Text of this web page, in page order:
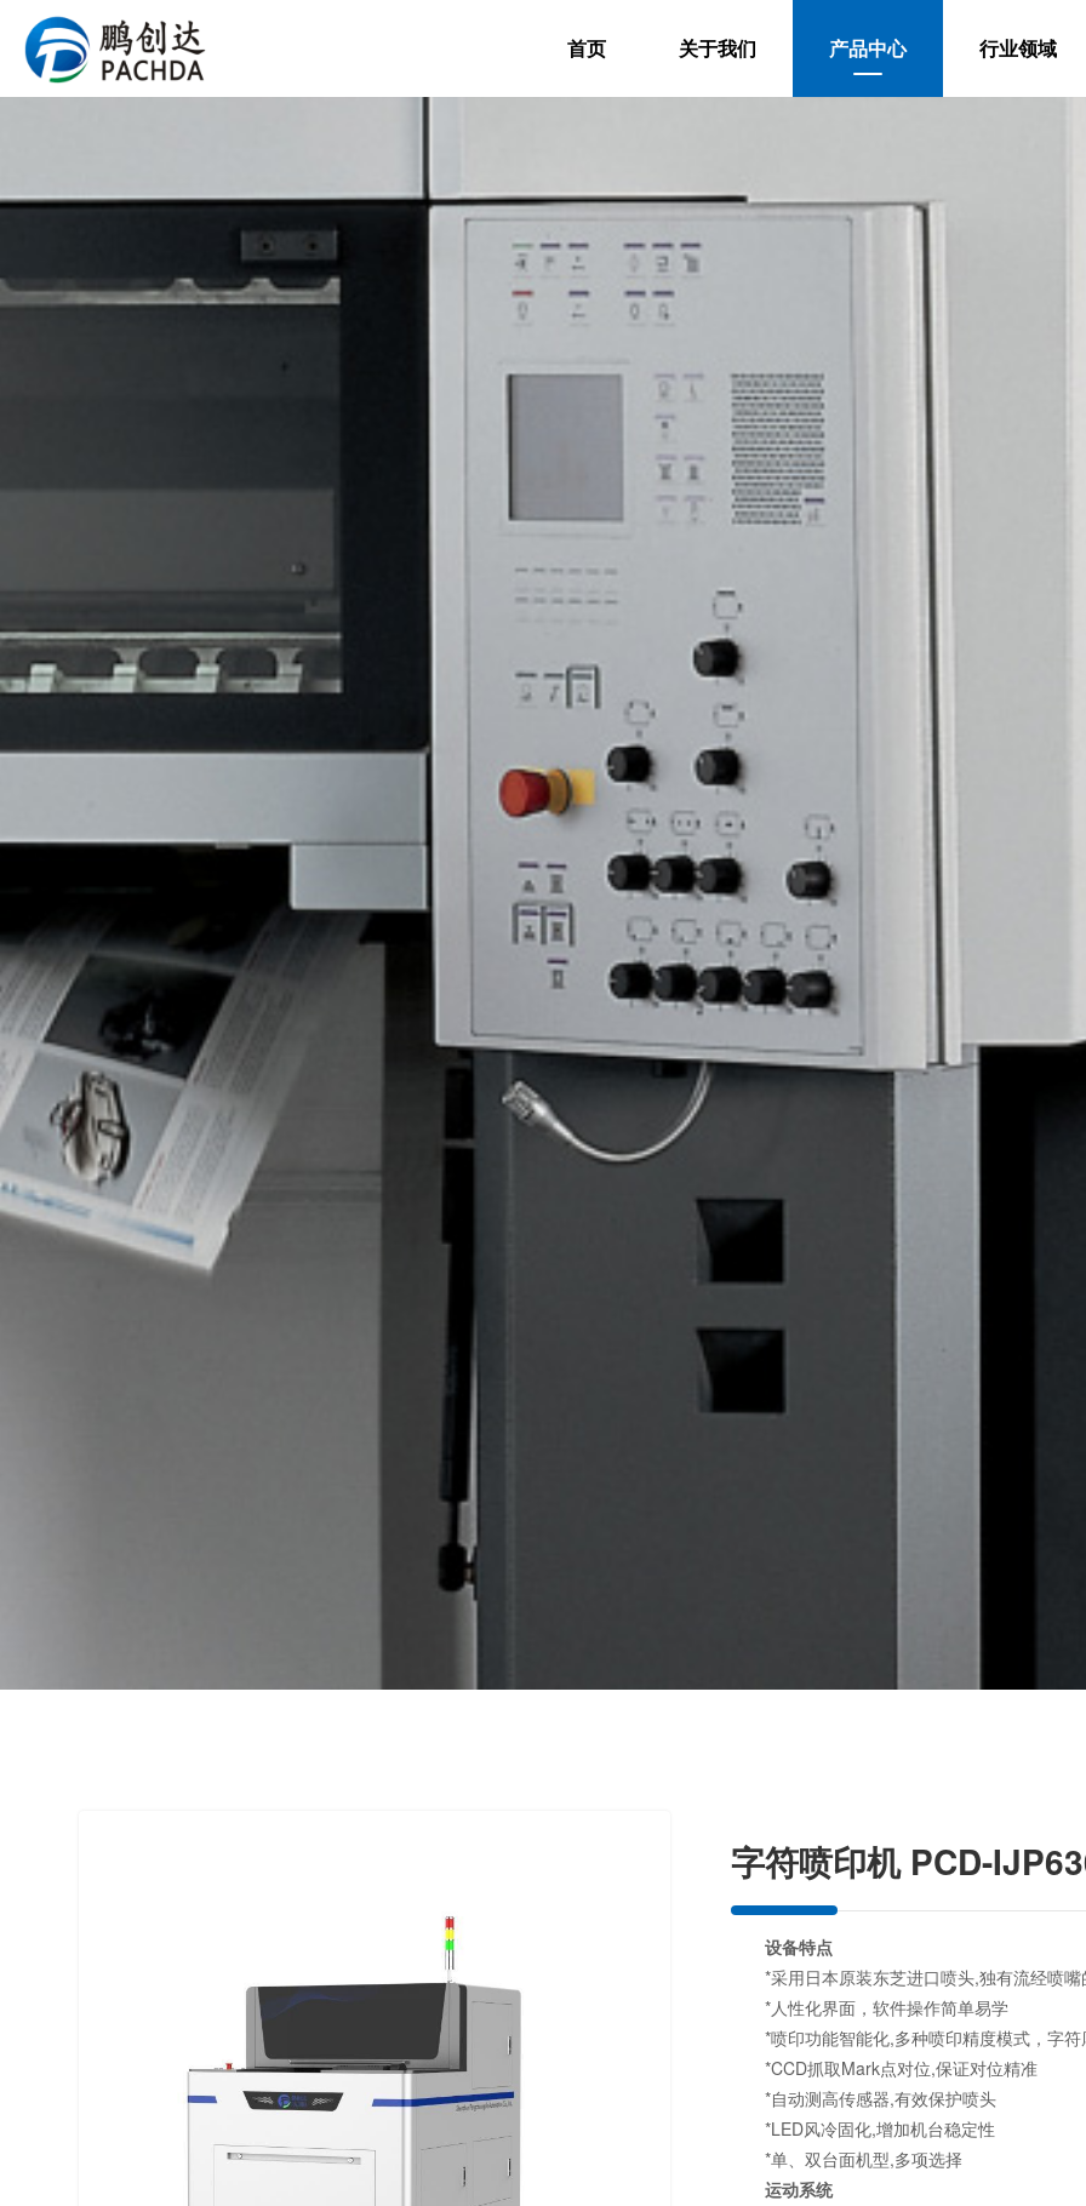
首页 关于我们 产品中心 行业领域
字符喷印机 PCD-
设备特点
*采用日本原装东芝进口喷头,独有流经喷嘴
*人性化界面，软件操作简单易学
*喷印功能智能化,多种喷印精度模式，字符
*CCD抓取Mark点对位,保证对位精准
*自动测高传感器,有效保护喷头
*LED风冷固化,增加机台稳定性
*单、双台面机型,多项选择
运动系统